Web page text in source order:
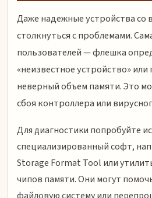
Даже надежные устройства со
столкнуться с проблемами.
пользователей — флешка
«неизвестное устройство»
неверный объем памяти. Это
сбоя контроллера или
Для диагностики попробуйте
специализированный софт,
Storage Format Tool или
чипов памяти. Они могут
файловую систему или